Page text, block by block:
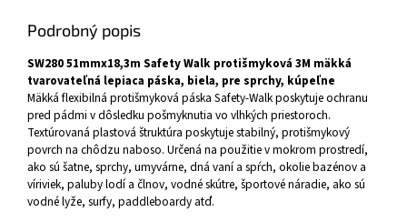
Podrobný popis
SW280 51mmx18,3m Safety Walk protišmyková 3M mäkká
tvarovateľná lepiaca páska, biela, pre sprchy, kúpeľne
Mäkká flexibilná protišmyková páska Safety-Walk poskytuje ochranu
pred pádmi v dôsledku pošmyknutia vo vlhkých priestoroch.
Textúrovaná plastová štruktúra poskytuje stabilný, protišmykový
povrch na chôdzu naboso. Určená na použitie v mokrom prostredí,
ako sú šatne, sprchy, umyvárne, dná vaní a spŕch, okolie bazénov a
víriviek, paluby lodí a člnov, vodné skútre, športové náradie, ako sú
vodné lyže, surfy, paddleboardy atď.